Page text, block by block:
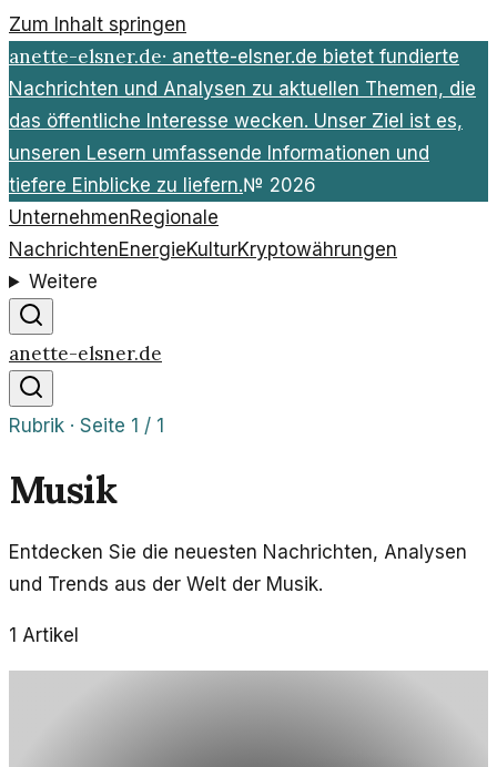
Zum Inhalt springen
anette-elsner.de· anette-elsner.de bietet fundierte
Nachrichten und Analysen zu aktuellen Themen, die
das öffentliche Interesse wecken. Unser Ziel ist es,
unseren Lesern umfassende Informationen und
tiefere Einblicke zu liefern.№ 2026
UnternehmenRegionale
NachrichtenEnergieKulturKryptowährungen
Weitere
anette-elsner.de
Rubrik · Seite 1 / 1
Musik
Entdecken Sie die neuesten Nachrichten, Analysen
und Trends aus der Welt der Musik.
1 Artikel